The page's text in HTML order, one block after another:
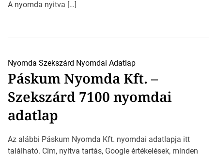
A nyomda nyitva […]
Nyomda Szekszárd Nyomdai Adatlap
Páskum Nyomda Kft. –
Szekszárd 7100 nyomdai
adatlap
Az alábbi Páskum Nyomda Kft. nyomdai adatlapja itt
található. Cím, nyitva tartás, Google értékelések, minden